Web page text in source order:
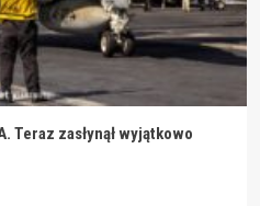
Teraz zasłynął wyjątkowo